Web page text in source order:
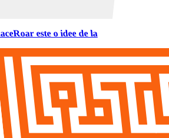
este o idee de la